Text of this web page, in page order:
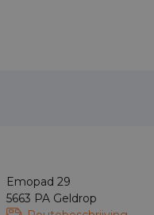
Emopad 29
5663 PA Geldrop